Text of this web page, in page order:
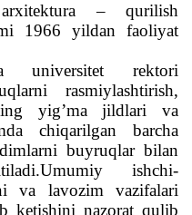
– qurilish
1966 yildan faoliyat
universitet rektori
rasmiylashtirish,
yig’ma jildlari va
chiqarilgan barcha
buyruqlar bilan
ishchi-
va lavozim vazifalari
ketishini nazorat qulib